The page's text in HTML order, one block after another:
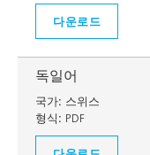
다운로드
독일어
국가: 스위스
형식: PDF